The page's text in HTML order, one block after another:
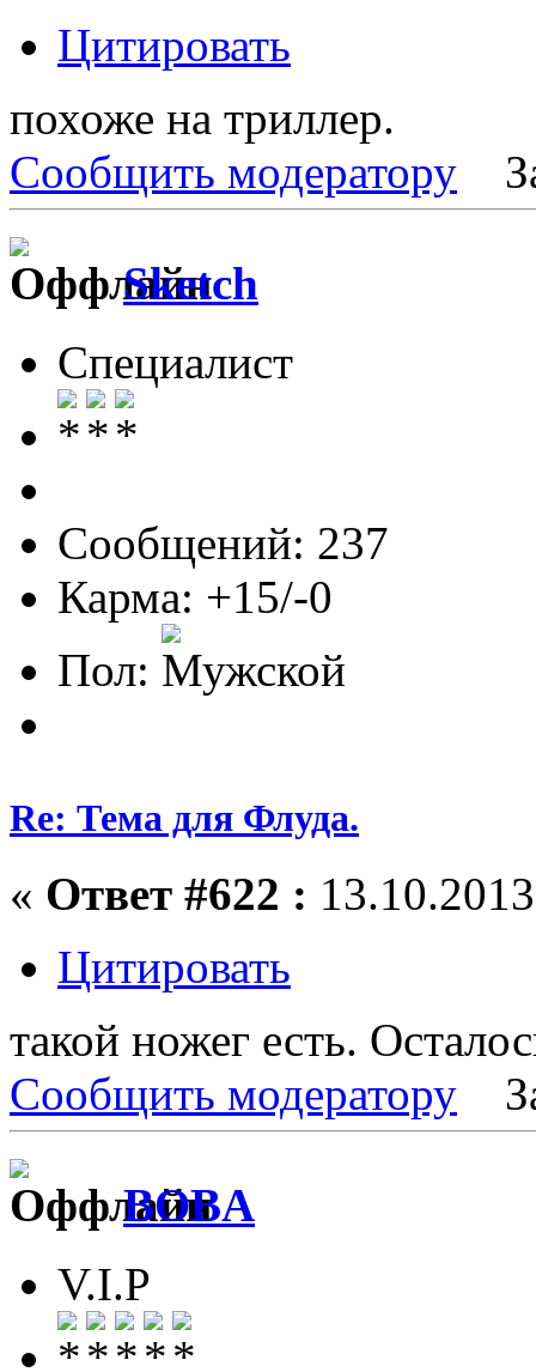
Цитировать
похоже на триллер.
Сообщить модератору
Sketch
Специалист
Сообщений: 237
Карма: +15/-0
Пол:
Re: Тема для Флуда.
« Ответ #622 :
Цитировать
такой ножег есть.
Сообщить модератору
BOBA
V.I.P